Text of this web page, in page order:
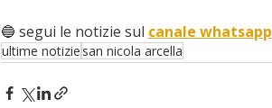
🔵 segui le notizie sul canale whatsapp
ultime notizie san nicola arcella